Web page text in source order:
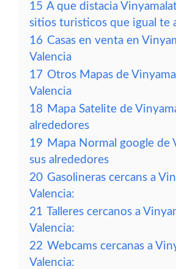
15 A que distacia
sitios turisticos que igual te
16 Casas en venta en
Valencia
17 Otros Mapas de
Valencia
18 Mapa Satelite de
alrededores
19 Mapa Normal google de
sus alrededores
20 Gasolineras cercans a
Valencia:
21 Talleres cercanos a
Valencia:
22 Webcams cercanas a
Valencia: